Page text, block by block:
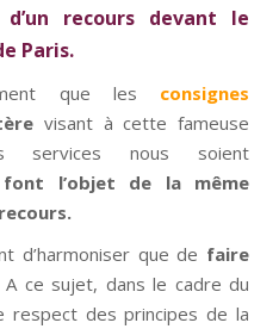
recours devant le
Paris.
que les consignes
visant à cette fameuse
services nous soient
font l’objet de la même
d’harmoniser que de faire
A ce sujet, dans le cadre du
respect des principes de la